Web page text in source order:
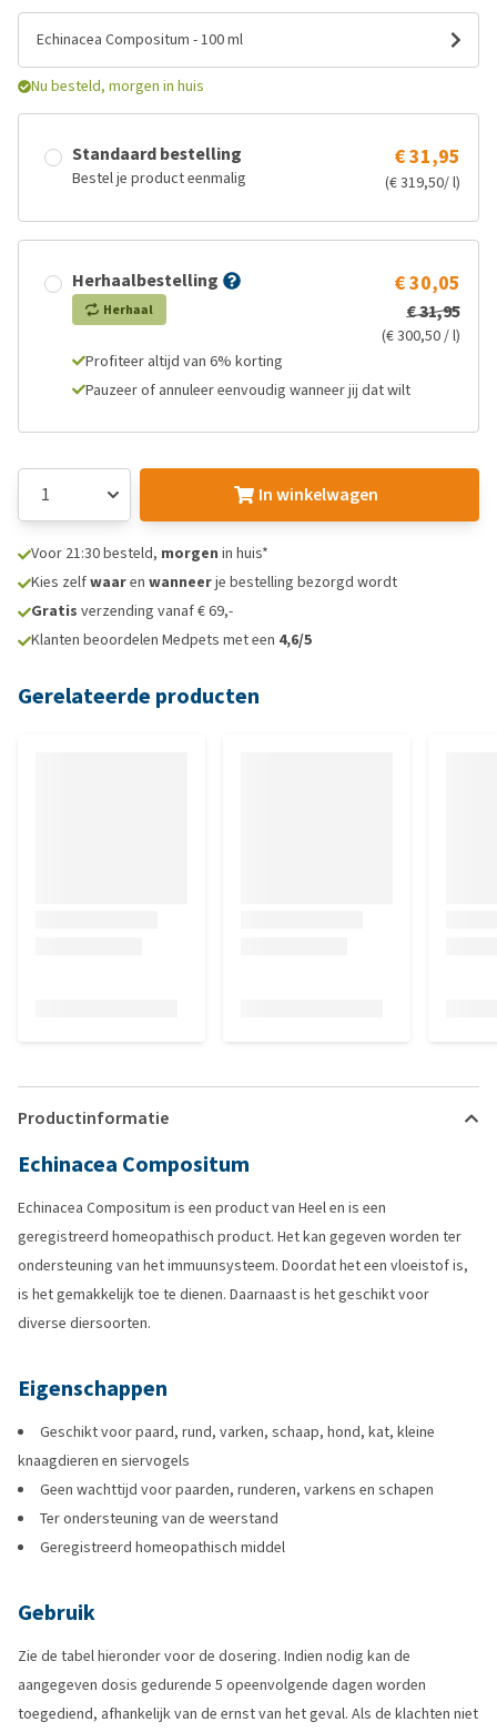
Echinacea Compositum - 100 ml
Nu besteld, morgen in huis
Standaard bestelling
Bestel je product eenmalig
€ 31,95
(€ 319,50/ l)
Herhaalbestelling
Herhaal
€ 30,05
€ 31,95
(€ 300,50 / l)
Profiteer altijd van 6% korting
Pauzeer of annuleer eenvoudig wanneer jij dat wilt
In winkelwagen
Voor 21:30 besteld, morgen in huis*
Kies zelfwaaren wanneerje bestelling bezorgd wordt
Gratis verzending vanaf € 69,-
Klanten beoordelen Medpets met een 4,6/5
Gerelateerde producten
Productinformatie
Echinacea Compositum
Echinacea Compositum is een product van Heel en is een
geregistreerd homeopathisch product. Het kan gegeven worden ter
ondersteuning van het immuunsysteem. Doordat het een vloeistof is,
is het gemakkelijk toe te dienen. Daarnaast is het geschikt voor
diverse diersoorten.
Eigenschappen
Geschikt voor paard, rund, varken, schaap, hond, kat, kleine
knaagdieren en siervogels
Geen wachttijd voor paarden, runderen, varkens en schapen
Ter ondersteuning van de weerstand
Geregistreerd homeopathisch middel
Gebruik
Zie de tabel hieronder voor de dosering. Indien nodig kan de
aangegeven dosis gedurende 5 opeenvolgende dagen worden
toegediend, afhankelijk van de ernst van het geval. Als de klachten niet